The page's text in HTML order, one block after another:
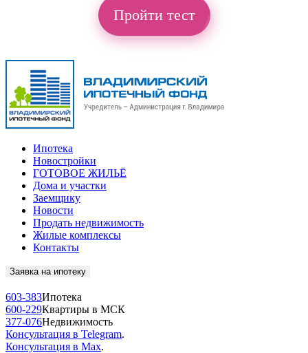
Пройти тест
Ипотека
Новостройки
ГОТОВОЕ ЖИЛЬЁ
Дома и участки
Заемщику
Новости
Продать недвижимость
Жилые комплексы
Контакты
Заявка на ипотеку
603-383Ипотека
600-229Квартиры в МСК
377-076Недвижимость
Консультация в Telegram.
Консультация в Max.